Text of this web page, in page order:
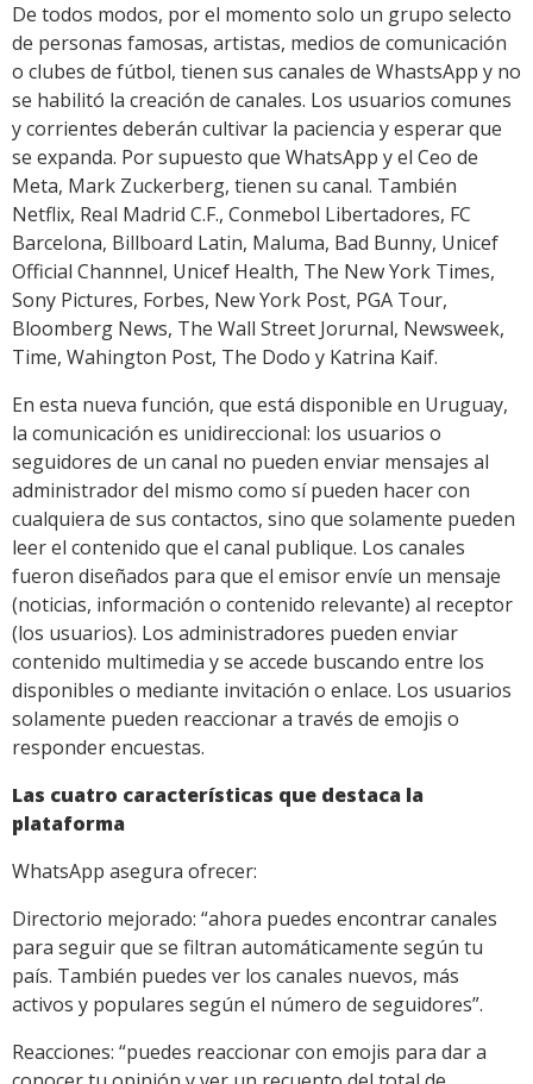
De todos modos, por el momento solo un grupo selecto
de personas famosas, artistas, medios de comunicación
o clubes de fútbol, tienen sus canales de WhastsApp y no
se habilitó la creación de canales. Los usuarios comunes
y corrientes deberán cultivar la paciencia y esperar que
se expanda. Por supuesto que WhatsApp y el Ceo de
Meta, Mark Zuckerberg, tienen su canal. También
Netflix, Real Madrid C.F., Conmebol Libertadores, FC
Barcelona, Billboard Latin, Maluma, Bad Bunny, Unicef
Official Channnel, Unicef Health, The New York Times,
Sony Pictures, Forbes, New York Post, PGA Tour,
Bloomberg News, The Wall Street Jorurnal, Newsweek,
Time, Wahington Post, The Dodo y Katrina Kaif.
En esta nueva función, que está disponible en Uruguay,
la comunicación es unidireccional: los usuarios o
seguidores de un canal no pueden enviar mensajes al
administrador del mismo como sí pueden hacer con
cualquiera de sus contactos, sino que solamente pueden
leer el contenido que el canal publique. Los canales
fueron diseñados para que el emisor envíe un mensaje
(noticias, información o contenido relevante) al receptor
(los usuarios). Los administradores pueden enviar
contenido multimedia y se accede buscando entre los
disponibles o mediante invitación o enlace. Los usuarios
solamente pueden reaccionar a través de emojis o
responder encuestas.
Las cuatro características que destaca la
plataforma
WhatsApp asegura ofrecer:
Directorio mejorado: “ahora puedes encontrar canales
para seguir que se filtran automáticamente según tu
país. También puedes ver los canales nuevos, más
activos y populares según el número de seguidores”.
Reacciones: “puedes reaccionar con emojis para dar a